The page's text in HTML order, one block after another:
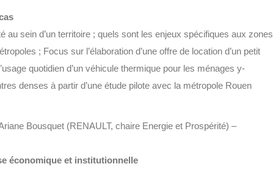
au sein d’un territoire ; quels sont les enjeux spécifiques aux zones
; Focus sur l’élaboration d’une offre de location d’un petit
quotidien d’un véhicule thermique pour les ménages y-
denses à partir d’une étude pilote avec la métropole Rouen
Bousquet (RENAULT, chaire Energie et Prospérité) –
économique et institutionnelle